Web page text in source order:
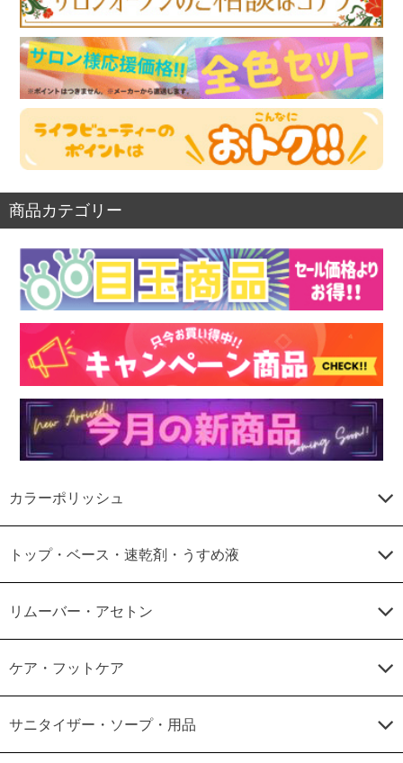
商品カテゴリー
カラーポリッシュ
トップ・ベース・速乾剤・うすめ液
リムーバー・アセトン
ケア・フットケア
サニタイザー・ソープ・用品